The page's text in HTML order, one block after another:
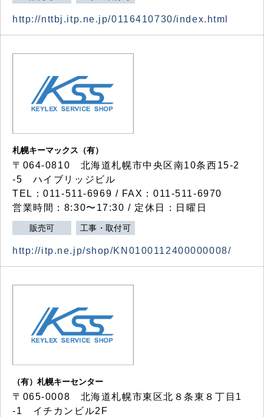
http://nttbj.itp.ne.jp/0116410730/index.html
札幌キーマックス（有）
〒064-0810 北海道札幌市中央区南10条西15-2
-5 ハイブリッジビル
TEL：011-511-6969 / FAX：011-511-6970
営業時間：8:30〜17:30 / 定休日：日曜日
販売可 工事・取付可
http://itp.ne.jp/shop/KN0100112400000008/
（有）札幌キーセンター
〒065-0008 北海道札幌市東区北８条東８丁目1
-1 イチカンビル2F